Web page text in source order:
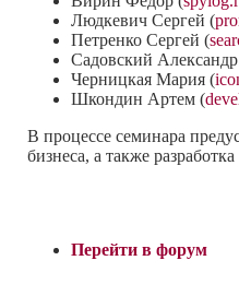
Людкевич Сергей (
Петренко Сергей (
Садовский
Черницкая Мария (
Шкондин Артем (
В процессе семинара
бизнеса, а также
Перейти в форум